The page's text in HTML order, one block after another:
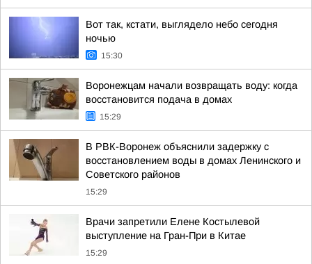
Вот так, кстати, выглядело небо сегодня
ночью
15:30
Воронежцам начали возвращать воду: когда
восстановится подача в домах
15:29
В РВК-Воронеж объяснили задержку с
восстановлением воды в домах Ленинского и
Советского районов
15:29
Врачи запретили Елене Костылевой
выступление на Гран-При в Китае
15:29